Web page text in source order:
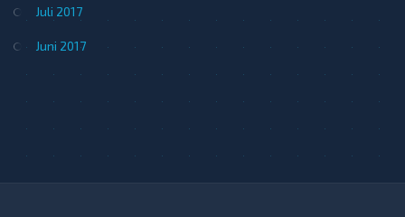
Juli 2017
Juni 2017